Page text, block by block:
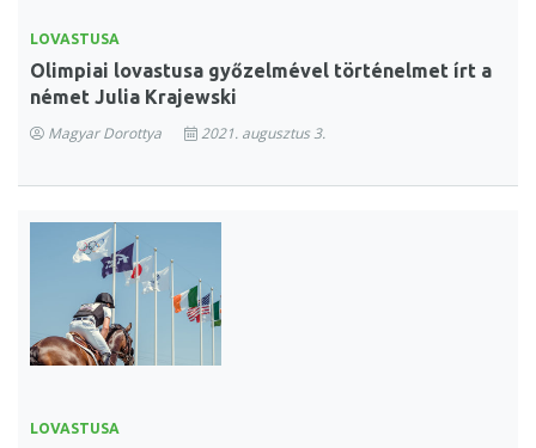
LOVASTUSA
Olimpiai lovastusa győzelmével történelmet írt a
német Julia Krajewski
Magyar Dorottya 2021. augusztus 3.
LOVASTUSA